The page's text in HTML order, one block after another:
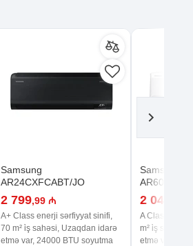
Samsung
AR24CXFCABT/JO
2 799,99 ₼
A+ Class enerji sərfiyyat sinifi,
70 m² i̇ş sahəsi, Uzaqdan idarə
etmə var, 24000 BTU soyutma
Samsung
2 049
A Class
m² i̇ş sahəsi,
etmə var,